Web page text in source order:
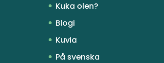
Kuka olen?
Blogi
Kuvia
På svenska